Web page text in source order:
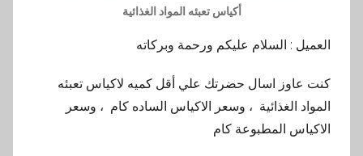
أكياس تعبئه المواد الغذائية
العميل : السلام عليكم ورحمة وبركاته
كنت عاوز اسال حضرتك علي أقل كميه لاكياس تعبئه
المواد الغذائية ، وسعر الاكياس الساده كام ، وسعر
الاكياس المطبوعة كام